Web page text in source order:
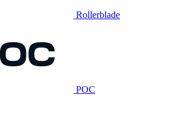
Rollerblade
POC